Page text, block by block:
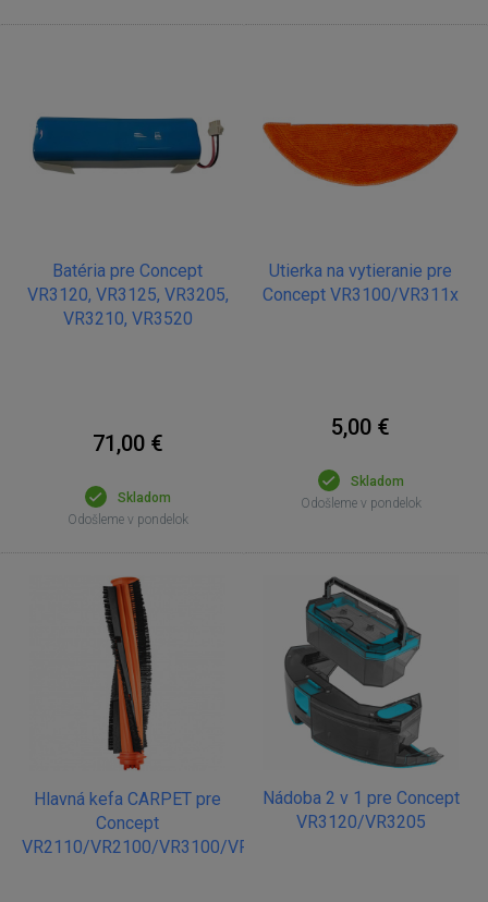
Batéria pre Concept
VR3120, VR3125, VR3205,
VR3210, VR3520
71,00 €
Skladom
Odošleme v pondelok
Utierka na vytieranie pre
Concept VR3100/VR311x
5,00 €
Skladom
Odošleme v pondelok
Hlavná kefa CARPET pre
Concept
VR2110/VR2100/VR3100/VR3110
Nádoba 2 v 1 pre Concept
VR3120/VR3205